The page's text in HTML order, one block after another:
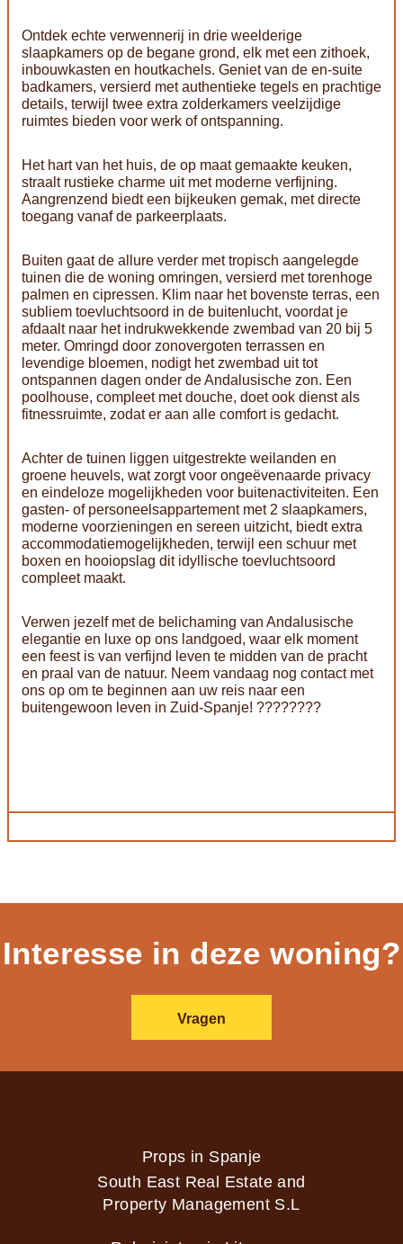
Ontdek echte verwennerij in drie weelderige
slaapkamers op de begane grond, elk met een zithoek,
inbouwkasten en houtkachels. Geniet van de en-suite
badkamers, versierd met authentieke tegels en prachtige
details, terwijl twee extra zolderkamers veelzijdige
ruimtes bieden voor werk of ontspanning.
Het hart van het huis, de op maat gemaakte keuken,
straalt rustieke charme uit met moderne verfijning.
Aangrenzend biedt een bijkeuken gemak, met directe
toegang vanaf de parkeerplaats.
Buiten gaat de allure verder met tropisch aangelegde
tuinen die de woning omringen, versierd met torenhoge
palmen en cipressen. Klim naar het bovenste terras, een
subliem toevluchtsoord in de buitenlucht, voordat je
afdaalt naar het indrukwekkende zwembad van 20 bij 5
meter. Omringd door zonovergoten terrassen en
levendige bloemen, nodigt het zwembad uit tot
ontspannen dagen onder de Andalusische zon. Een
poolhouse, compleet met douche, doet ook dienst als
fitnessruimte, zodat er aan alle comfort is gedacht.
Achter de tuinen liggen uitgestrekte weilanden en
groene heuvels, wat zorgt voor ongeëvenaarde privacy
en eindeloze mogelijkheden voor buitenactiviteiten. Een
gasten- of personeelsappartement met 2 slaapkamers,
moderne voorzieningen en sereen uitzicht, biedt extra
accommodatiemogelijkheden, terwijl een schuur met
boxen en hooiopslag dit idyllische toevluchtsoord
compleet maakt.
Verwen jezelf met de belichaming van Andalusische
elegantie en luxe op ons landgoed, waar elk moment
een feest is van verfijnd leven te midden van de pracht
en praal van de natuur. Neem vandaag nog contact met
ons op om te beginnen aan uw reis naar een
buitengewoon leven in Zuid-Spanje! ????????
Interesse in deze woning?
Vragen
Props in Spanje
South East Real Estate and
Property Management S.L